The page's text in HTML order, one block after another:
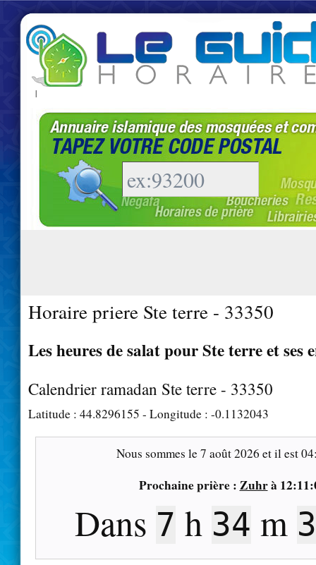
|
Horaire priere Ste terre - 33350
Les heures de salat pour Ste terre et ses
Calendrier ramadan Ste terre - 33350
Latitude : 44.8296155 - Longitude : -0.1132043
Nous sommes le7 août 2026 et il est
Prochaine prière : Zuhrà
Dans 7 h 34 m